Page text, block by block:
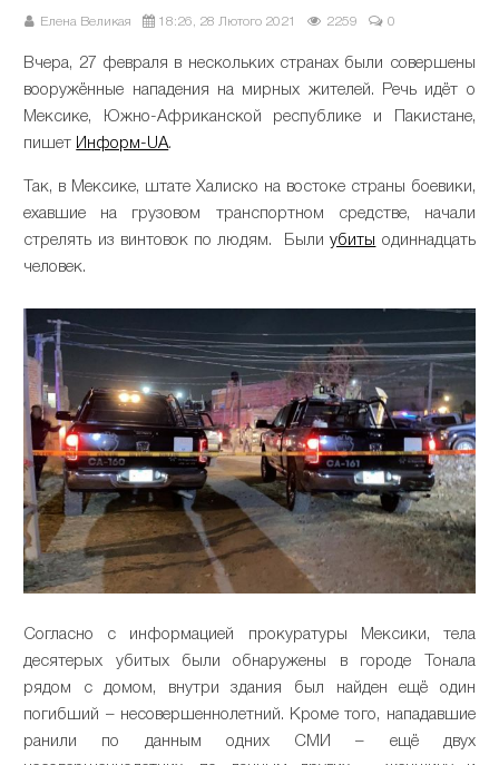
Елена Великая 18:26, 28 Лютого 2021 2259 0
Вчера, 27 февраля в нескольких странах были совершены
вооружённые нападения на мирных жителей. Речь идёт о
Мексике, Южно-Африканской республике и Пакистане,
пишет Информ-UA.
Так, в Мексике, штате Халиско на востоке страны боевики,
ехавшие на грузовом транспортном средстве, начали
стрелять из винтовок по людям. Былиубиты одиннадцать
человек.
Согласно с информацией прокуратуры Мексики, тела
десятерых убитых были обнаружены в городе Тонала
рядом с домом, внутри здания был найден ещё один
погибший – несовершеннолетний. Кроме того, нападавшие
ранили по данным одних СМИ – ещё двух